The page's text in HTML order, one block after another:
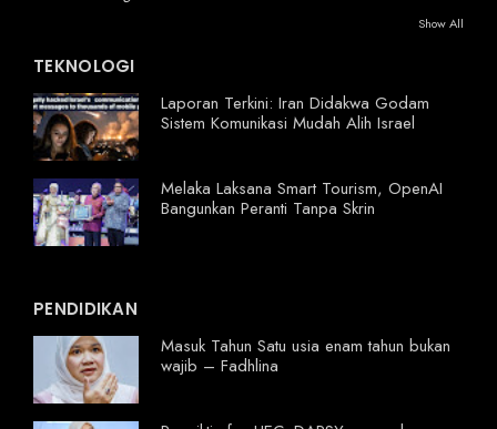
Show All
TEKNOLOGI
Laporan Terkini: Iran Didakwa Godam
Sistem Komunikasi Mudah Alih Israel
Melaka Laksana Smart Tourism, OpenAI
Bangunkan Peranti Tanpa Skrin
PENDIDIKAN
Masuk Tahun Satu usia enam tahun bukan
wajib – Fadhlina